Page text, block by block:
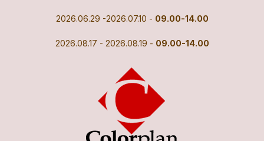
2026.06.29 -2026.07.10 - 09.00-14.00
2026.08.17 - 2026.08.19 - 09.00-14.00